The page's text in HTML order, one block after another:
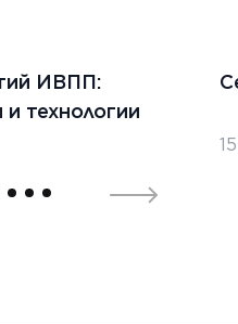
ИВПП:
технологии